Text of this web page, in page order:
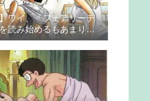
ワイ、「フェアリーテ
読み始めるもあまりの
さに挫折する